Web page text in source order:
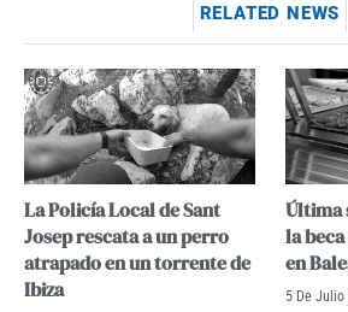
RELATED NEWS
La Policía Local de Sant
Josep rescata a un perro
atrapado en un torrente de
Ibiza
Última
la
en
5 De Julio